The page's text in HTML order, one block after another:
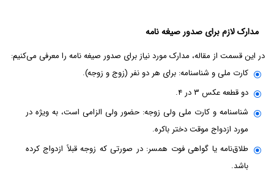
مدارک لازم برای صدور صیغه نامه
در این قسمت از مقاله، مدارک مورد نیاز برای صدور صیغه نامه را معرفی می‌کنیم:
کارت ملی و شناسنامه: برای هر دو نفر (زوج و زوجه).
دو قطعه عکس ۳ در ۴.
شناسنامه و کارت ملی ولی زوجه: حضور ولی الزامی است، به ویژه در
مورد ازدواج موقت دختر باکره.
طلاق‌نامه یا گواهی فوت همسر: در صورتی که زوجه قبلاً ازدواج کرده
باشد.